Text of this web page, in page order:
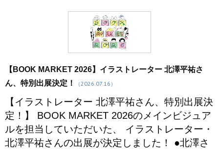
【BOOK MARKET 2026】イラストレーター 北澤平祐さ
ん、特別出展決定！
（2026.07.16）
【イラストレーター 北澤平祐さん、特別出展決
定！】 BOOK MARKET 2026のメインビジュア
ルを担当していただいた、 イラストレーター・
北澤平祐さんの出展が決定しました！ ●北澤さ